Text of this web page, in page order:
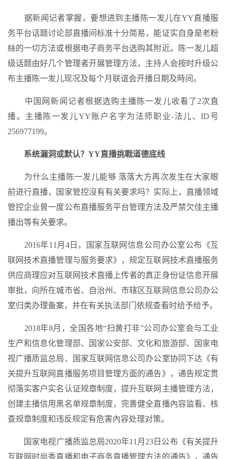
据新闻记者掌握，要想进到主播陈一发儿在YY直播服
务平台话题讨论部直播间标准十分简易，能证实自身是老粉
絲的一切方法或根据电子商务平台选购其附近。陈一发儿超
级话题由好几个管理者开展管理方法，主持人会按时升级公
布主播陈一发儿现况及每个月联谊会开播日期及時间。
中国网新闻记者根据选购主播陈一发儿收看了2次直
播。主播陈一发儿YY账户名字为法师职业-法儿、ID号
256977199。
系统漏洞或默认？YY直播挑戰道德底线
为什么主播陈一发儿能够 落落大方再次发生在大家眼
前进行直播，国家管控沒有有关要求吗？实际上，直播领域
管控企业曾一度公布直播服务平台管理方法及严禁欠佳主播
播出等有关要求。
2016年11月4日，国家互联网信息公司办公室公布《互
联网技术直播管理与服务要求》，规定互联网技术直播服务
供应商理应对互联网技术直播上传者的真正身份证信息开展
审批，向所在城市省、自治州、市辖区互联网信息公司办公
室归类办理备案，并在有关执法部门依规查看时给予给予。
2018年8月，全国各地“扫黄打非”公司办公室会与工业
生产和信息化管理部、国家公安部、文化和旅游部、国家电
视广播质监总局、国家互联网信息公司办公室协同下达《有
关提升互联网直播服务项目管理方面的通告》，通告规定贯
彻落实客户实名认证规章制度，提升互联网主播管理方法，
创建主播信用黑名单规章制度，完善健全直播內容监看、核
查规章制度和违反规定有危害內容处理对策。
国家电视广播质监总局2020年11月23日公布《有关提升
互联网时尚秀直播和电子商务直播管理方法的通告》，通告